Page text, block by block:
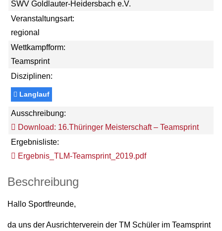
SWV Goldlauter-Heidersbach e.V.
Veranstaltungsart:
regional
Wettkampfform:
Teamsprint
Disziplinen:
Langlauf
Ausschreibung:
Download: 16.Thüringer Meisterschaft – Teamsprint
Ergebnisliste:
Ergebnis_TLM-Teamsprint_2019.pdf
Beschreibung
Hallo Sportfreunde,
da uns der Ausrichterverein der TM Schüler im Teamsprint